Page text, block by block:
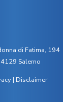
di Fatima, 194
Salerno
| Disclaimer